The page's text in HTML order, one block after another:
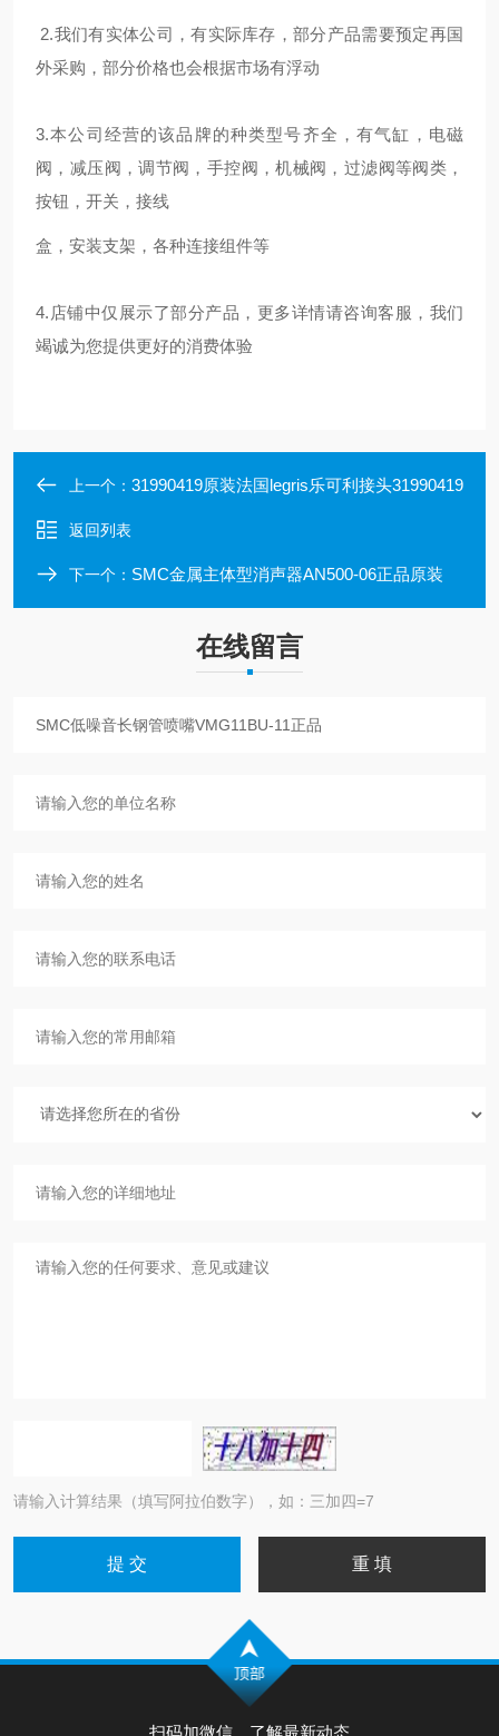
2.我们有实体公司，有实际库存，部分产品需要预定再国
外采购，部分价格也会根据市场有浮动
3.本公司经营的该品牌的种类型号齐全，有气缸，电磁
阀，减压阀，调节阀，手控阀，机械阀，过滤阀等阀类，
按钮，开关，接线
盒，安装支架，各种连接组件等
4.店铺中仅展示了部分产品，更多详情请咨询客服，我们
竭诚为您提供更好的消费体验
上一个： 31990419原装法国legris乐可利接头31990419
返回列表
下一个： SMC金属主体型消声器AN500-06正品原装
在线留言
请输入计算结果（填写阿拉伯数字），如：三加四=7
扫码加微信，了解最新动态